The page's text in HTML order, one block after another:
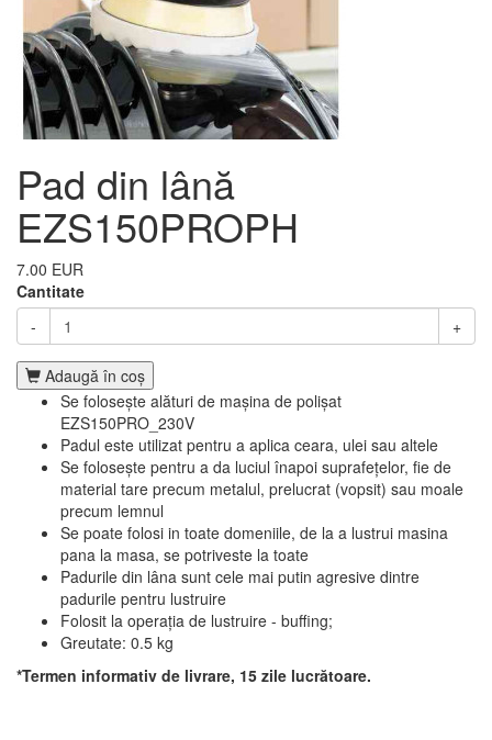
Pad din lână
EZS150PROPH
7.00 EUR
Cantitate
-
+
Adaugă în coş
Se folosește alături de mașina de polișat
EZS150PRO_230V
Padul este utilizat pentru a aplica ceara, ulei sau altele
Se folosește pentru a da luciul înapoi suprafețelor, fie de
material tare precum metalul, prelucrat (vopsit) sau moale
precum lemnul
Se poate folosi in toate domeniile, de la a lustrui masina
pana la masa, se potriveste la toate
Padurile din lâna sunt cele mai putin agresive dintre
padurile pentru lustruire
Folosit la operația de lustruire - buffing;
Greutate: 0.5 kg
*Termen informativ de livrare, 15 zile lucrătoare.